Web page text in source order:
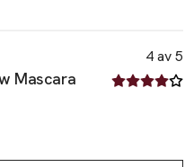
Mascara
4 av 5
4 av fem